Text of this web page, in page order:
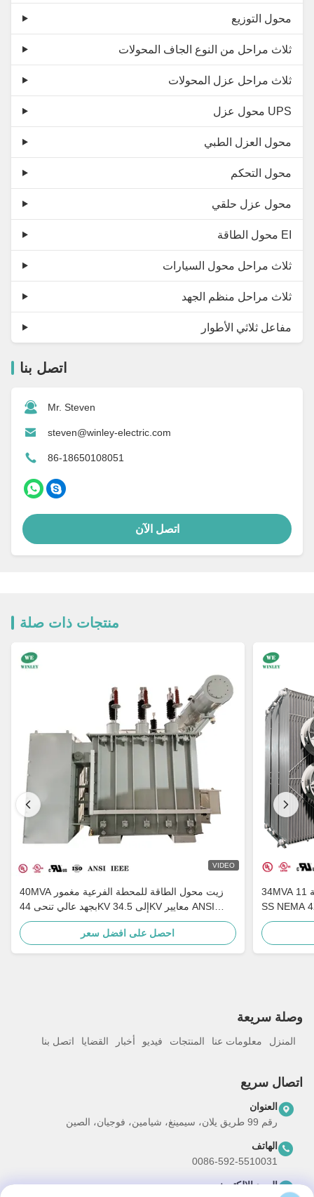
محول التوزيع
ثلاث مراحل من النوع الجاف المحولات
ثلاث مراحل عزل المحولات
محول عزل UPS
محول العزل الطبي
محول التحكم
محول عزل حلقي
محول الطاقة EI
ثلاث مراحل محول السيارات
ثلاث مراحل منظم الجهد
مفاعل ثلاثي الأطوار
اتصل بنا
Mr. Steven
steven@winley-electric.com
86-18650108051
اتصل الآن
منتجات ذات صلة
VIDEO
40MVA زيت محول الطاقة للمحطة الفرعية مغمور
بجهد عالي تنحى 44KV إلى 34.5KV معايير ANSI
IEEE
احصل على افضل سعر
34MVA محول المحطة الفرعية الكهربائية 11KV 304
SS NEMA
وصلة سريعة
المنزل معلومات عنا المنتجات فيديو أخبار القضايا اتصل بنا
اتصال سريع
العنوان
رقم 99 طريق يلان، سيمينغ، شيامين، فوجيان، الصين
الهاتف
0086-592-5510031
البريد الإلكتروني